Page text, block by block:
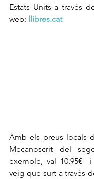
Estats Units a través
web: llibres.cat
Amb els preus locals
Mecanoscrit del
exemple, val 10,95€
veig que surt a través